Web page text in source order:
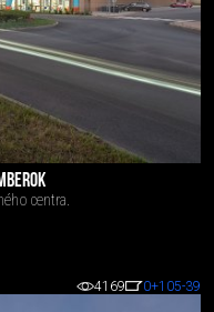
centra.
4169 0+105-39